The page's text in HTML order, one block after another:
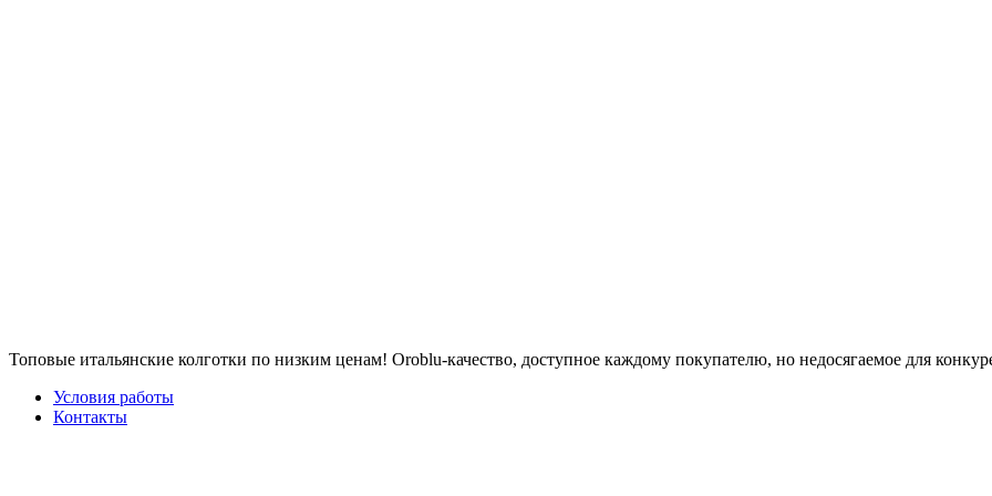
Топовые итальянские колготки по низким ценам! Oroblu-качество, доступное каждому покупателю, но недосягаемое для
Условия работы
Контакты